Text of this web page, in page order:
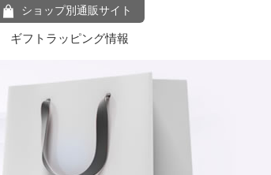
ショップ別通販サイト
ギフトラッピング情報